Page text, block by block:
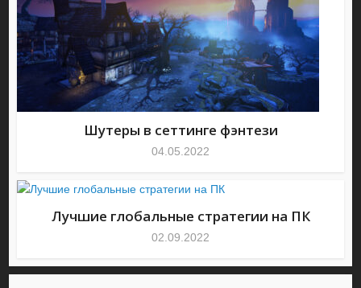
Шутеры в сеттинге фэнтези
04.05.2022
Лучшие глобальные стратегии на ПК
02.09.2022